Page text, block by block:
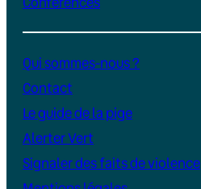
Qui sommes-nous ?
Contact
Le guide de la pige
Alerter Vert
Signaler des faits de violence